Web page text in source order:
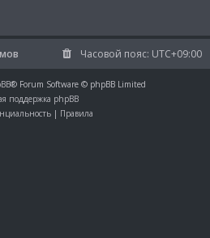
Часовой пояс: UTC+09:00
® Forum Software © phpBB Limited
поддержка phpBB
| Правила